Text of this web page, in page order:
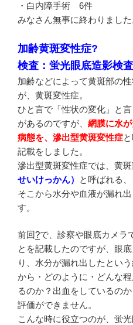
・白内障手術 6件
みなさん無事に終わりました
加齢黄斑変性症?
検査：蛍光眼底造影検査
加齢などによって黄斑部の
が、黄斑変性症。
ひと言で「性状の変化」と
があるのですが、 網膜に水
病態を、滲出型黄斑変性症
記載をしました。
滲出型黄斑変性症では、黄
せいけっかん）
と呼ばれる
そこから水分や血液が漏れ
す。
前回?で、診察や眼底カメラ
とを記載したのですが、眼
り、水分が漏れ出したとい
から・どのように・どんな
るのか？出血をしているの
評価ができません。
こんな時に役立つのが、蛍